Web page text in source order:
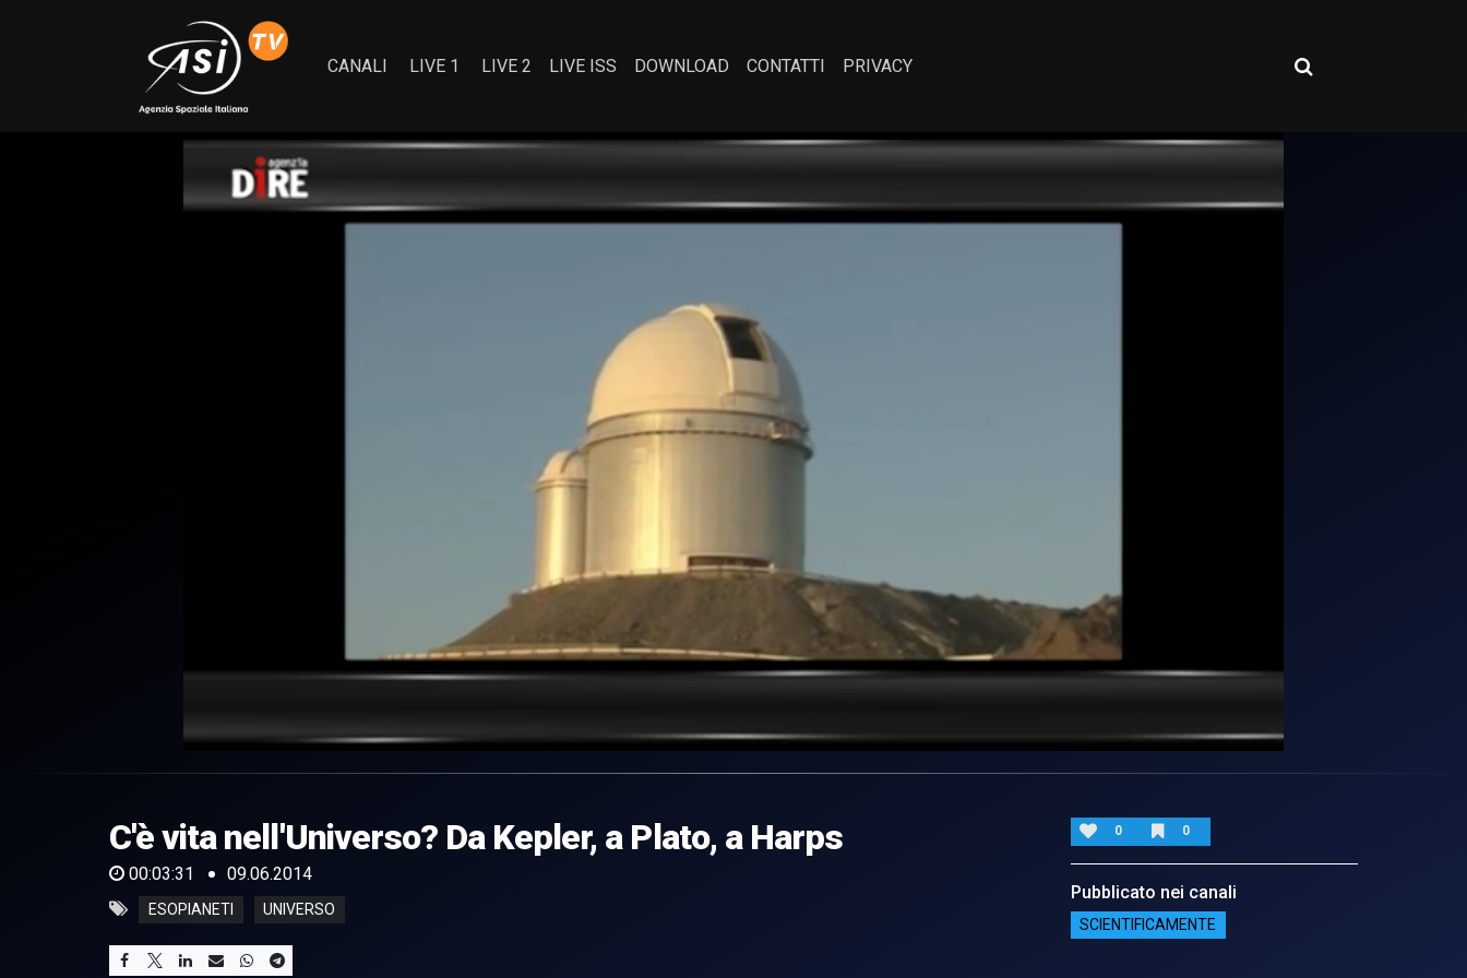
CANALI LIVE 1 LIVE 2 LIVE ISS DOWNLOAD CONTATTI PRIVACY
of
31
secondsVolume
0%
C'è vita nell'Universo? Da Kepler, a Plato, a Harps
00:03:31 09.06.2014
ESOPIANETI UNIVERSO
0 0
Pubblicato nei canali
SCIENTIFICAMENTE